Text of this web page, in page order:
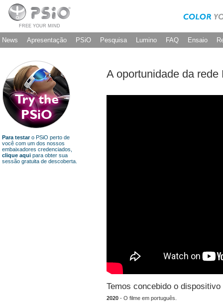
FREE YOUR MIND
News Apresentação PSiO Pesquisa Lumino FAQ Ensaio
Para testaro PSiO perto de
você com um dos nossos
embaixadores credenciados,
clique aqui para obter sua
sessão gratuita de descoberta.
A oportunidade da rede
Temos concebido o
2020 - O filme em português.